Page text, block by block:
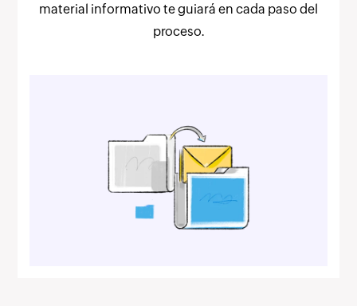
material informativo te guiará en cada paso del
proceso.